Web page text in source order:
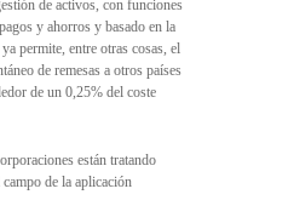
de activos, con funciones
y ahorros y basado en la
permite, entre otras cosas, el
de remesas a otros países
de un 0,25% del coste
están tratando
de la aplicación